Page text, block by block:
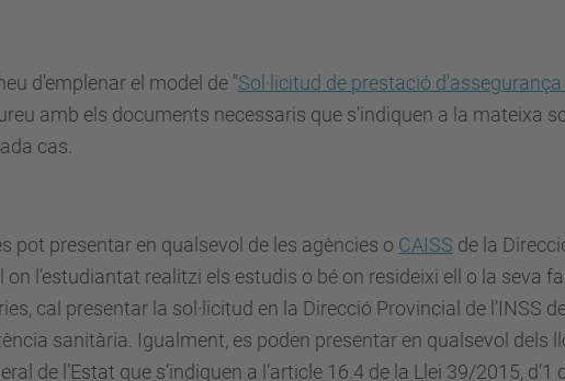
d'emplenar el model de "Sol·licitud de prestació
amb els documents necessaris que s'indiquen a la mateixa
cas.
pot presentar en qualsevol de les agències o CAISS de la
on l’estudiantat realitzi els estudis o bé on resideixi ell o la seva
cal presentar la sol·licitud en la Direcció Provincial de l’INSS
sanitària. Igualment, es poden presentar en qualsevol dels
de l’Estat que s’indiquen a l’article 16.4 de la Llei 39/2015, d’1